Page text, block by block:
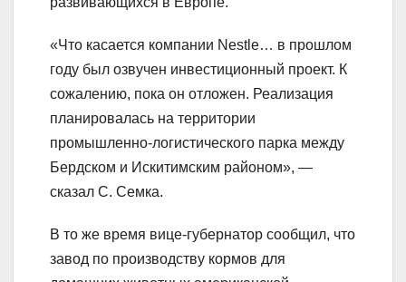
«Что касается компании Nestle… в прошлом
году был озвучен инвестиционный проект. К
сожалению, пока он отложен. Реализация
планировалась на территории
промышленно-логистического парка между
Бердском и Искитимским районом», —
сказал С. Семка.
В то же время вице-губернатор сообщил, что
завод по производству кормов для